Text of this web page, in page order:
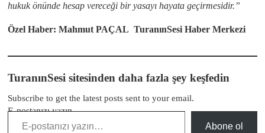
hukuk önünde hesap vereceği bir yasayı hayata geçirmesidir.”
Özel Haber: Mahmut PAÇAL TuranınSesi Haber Merkezi
TuranınSesi sitesinden daha fazla şey keşfedin
Subscribe to get the latest posts sent to your email.
E-postanızı yazın…
Abone ol